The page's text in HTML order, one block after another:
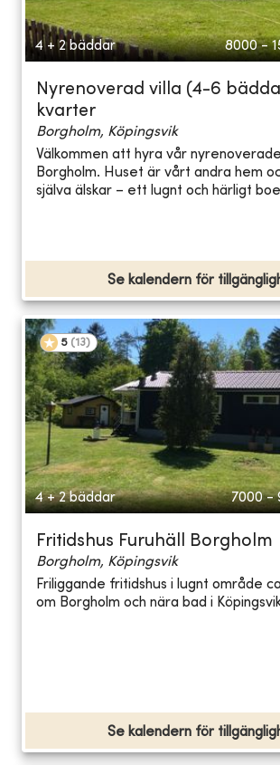
4 + 2 bäddar 8000 -
Nyrenoverad villa (4-6
kvarter
Borgholm, Köpingsvik
Välkommen att hyra vår
Borgholm. Huset är vårt andra hem
själva älskar – ett lugnt och härligt
Se kalendern för
5 (13)
4 + 2 bäddar 7000 -
Fritidshus Furuhäll Borgholm
Borgholm, Köpingsvik
Friliggande fritidshus i lugnt område
om Borgholm och nära bad i
Se kalendern för